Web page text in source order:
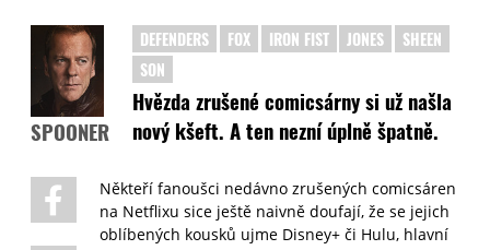
SPOONER
DEFENDERS FOX IRON FIST JONES
SHEEN
SON
Hvězda zrušené comicsárny si už našla
nový kšeft. A ten nezní úplně špatně.
Někteří fanoušci nedávno zrušených comicsáren
na Netflixu sice ještě naivně doufají, že se jejich
oblíbených kousků ujme Disney+ či Hulu, hlavní